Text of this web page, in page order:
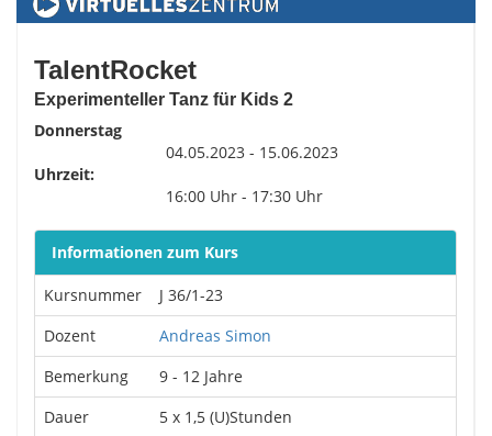
TalentRocket
Experimenteller Tanz für Kids 2
Donnerstag
04.05.2023 - 15.06.2023
Uhrzeit:
16:00 Uhr - 17:30 Uhr
Informationen zum Kurs
Kursnummer
J 36/1-23
Dozent
Andreas Simon
Bemerkung
9 - 12 Jahre
Dauer
5 x 1,5 (U)Stunden